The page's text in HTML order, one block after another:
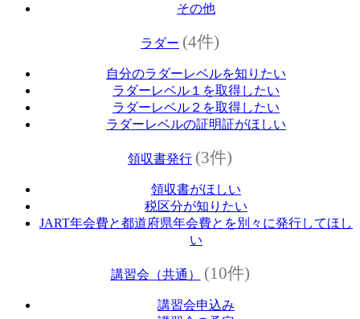
その他
ラダー (4件)
自分のラダーレベルを知りたい
ラダーレベル１を取得したい
ラダーレベル２を取得したい
ラダーレベルの証明証がほしい
領収書発行 (3件)
領収書がほしい
税区分が知りたい
JART年会費と都道府県年会費とを別々に発行してほし
い
講習会（共通） (10件)
講習会申込み